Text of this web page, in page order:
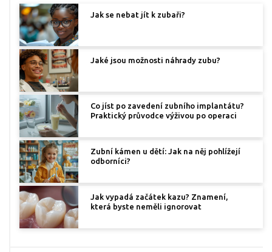
Jak se nebat jít k zubaři?
Jaké jsou možnosti náhrady zubu?
Co jíst po zavedení zubního implantátu?
Praktický průvodce výživou po operaci
Zubní kámen u dětí: Jak na něj pohlížejí
odborníci?
Jak vypadá začátek kazu? Znamení,
která byste neměli ignorovat